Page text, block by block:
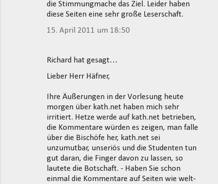
die Stimmungmache das Ziel. Leider haben
diese Seiten eine sehr große Leserschaft.
15. April 2011 um 18:50
Richard hat gesagt…
Lieber Herr Häfner,
Ihre Äußerungen in der Vorlesung heute
morgen über kath.net haben mich sehr
irritiert. Hetze werde auf kath.net betrieben,
die Kommentare würden es zeigen, man falle
über die Bischöfe her, kath.net sei
unzumutbar, unseriös und die Studenten tun
gut daran, die Finger davon zu lassen, so
lautete die Botschaft. - Haben Sie schon
einmal die Kommentare auf Seiten wie welt-